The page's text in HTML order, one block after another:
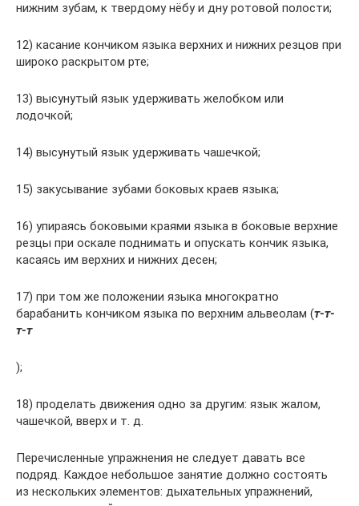
нижним зубам, к твердому нёбу и дну ротовой полости;
12) касание кончиком языка верхних и нижних резцов при
широко раскрытом рте;
13) высунутый язык удерживать желобком или
лодочкой;
14) высунутый язык удерживать чашечкой;
15) закусывание зубами боковых краев языка;
16) упираясь боковыми краями языка в боковые верхние
резцы при оскале поднимать и опускать кончик языка,
касаясь им верхних и нижних десен;
17) при том же положении языка многократно
барабанить кончиком языка по верхним альвеолам (т-т-
т-т
);
18) проделать движения одно за другим: язык жалом,
чашечкой, вверх и т. д.
Перечисленные упражнения не следует давать все
подряд. Каждое небольшое занятие должно состоять
из нескольких элементов: дыхательных упражнений,